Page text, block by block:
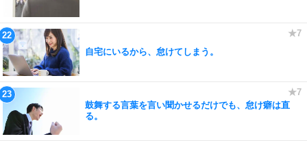
自宅にいるから、怠けてしまう。
鼓舞する言葉を言い聞かせるだけでも、怠け癖は直
る。